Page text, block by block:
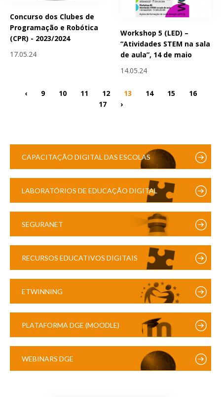
Concurso dos Clubes de
Programação e Robótica
(CPR) - 2023/2024
17.05.24
Workshop 5 (LED) –
“Atividades STEM na sala
de aula”, 14 de maio
14.05.24
‹ 9 10 11 12 13 14 15
16
17
›
CAPACITAÇÃO DIGITAL DAS ESCOLAS
LABORATÓRIOS DE EDUCAÇÃO DIGITAL
SEGURANET
RECURSOS EDUCATIVOS DIGITAIS
ETWINNING
PLATAFORMA DGE (MOODLE)
WEBINARS DGE